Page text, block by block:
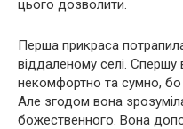
цього дозволити.
Перша прикраса
віддаленому селі.
некомфортно та сумно, бо
Але згодом вона
божественного. Вона